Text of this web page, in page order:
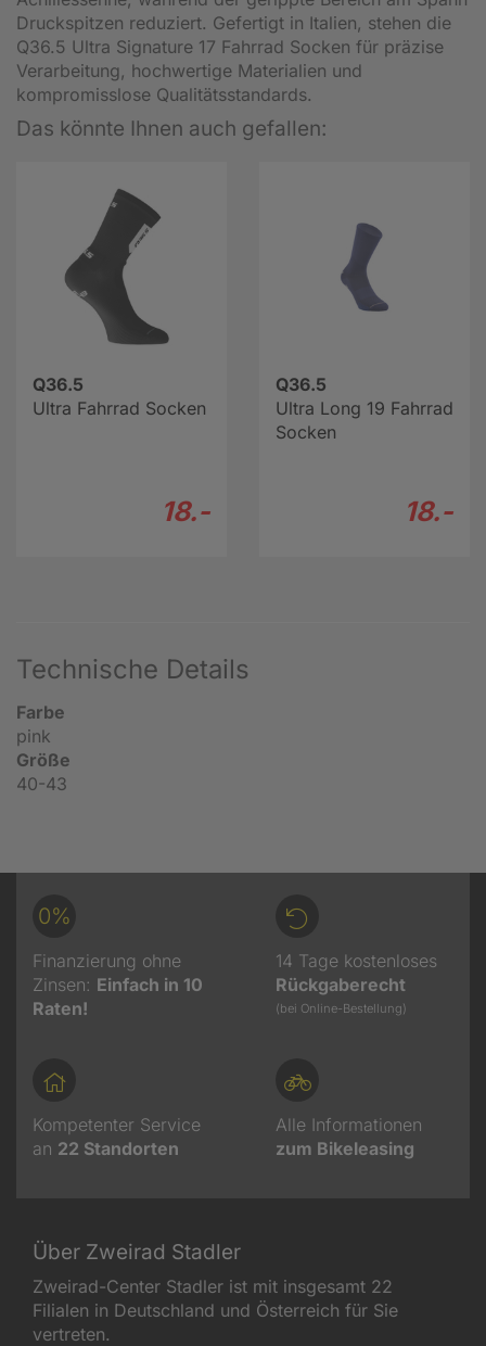
Druckspitzen reduziert. Gefertigt in Italien, stehen die
Q36.5 Ultra Signature 17 Fahrrad Socken für präzise
Verarbeitung, hochwertige Materialien und
kompromisslose Qualitätsstandards.
Das könnte Ihnen auch gefallen:
Q36.5
Ultra Fahrrad Socken
18.-
Q36.5
Ultra Long 19 Fahrrad
Socken
18.-
Technische Details
Farbe
pink
Größe
40-43
0%
Finanzierung ohne
Zinsen: Einfach in 10
Raten!
14 Tage kostenloses
Rückgaberecht
(bei Online-Bestellung)
Kompetenter Service
an 22 Standorten
Alle Informationen
zum Bikeleasing
Über Zweirad Stadler
Zweirad-Center Stadler ist mit insgesamt 22
Filialen in Deutschland und Österreich für Sie
vertreten.